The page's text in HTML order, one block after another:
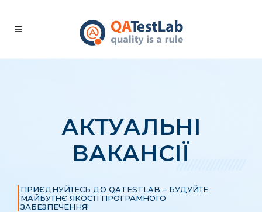
АКТУАЛЬНІ
ВАКАНСІЇ
ПРИЄДНУЙТЕСЬ ДО QATESTLAB – БУДУЙТЕ
МАЙБУТНЄ ЯКОСТІ ПРОГРАМНОГО
ЗАБЕЗПЕЧЕННЯ!